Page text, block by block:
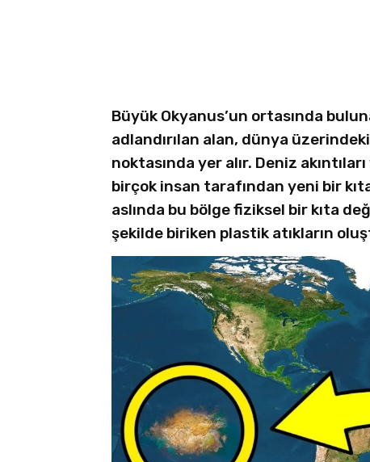
Büyük Okyanus’un ortasında
adlandırılan alan, dünya
noktasında yer alır. Deniz
birçok insan tarafından yeni bir
aslında bu bölge fiziksel bir kıta
şekilde biriken plastik atıkların